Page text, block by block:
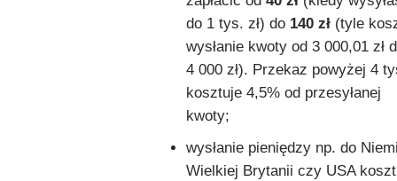
do 1 tys. zł) do 140 zł (tyle
wysłanie kwoty od 3 000,01 zł
4 000 zł). Przekaz powyżej 4
kosztuje 4,5% od przesyłanej
kwoty;
wysłanie pieniędzy np. do
Wielkiej Brytanii czy USA